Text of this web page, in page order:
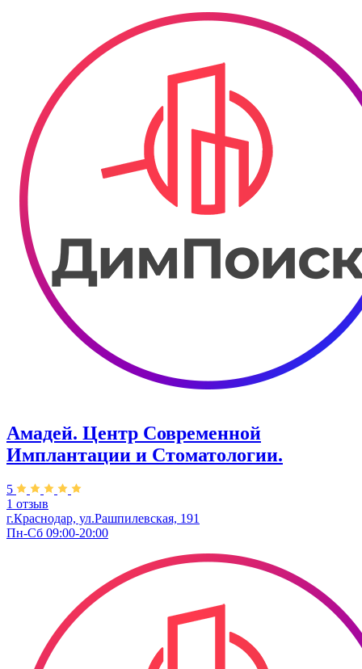
Амадей. Центр Современной
Имплантации и Стоматологии.
5
1 отзыв
г.Краснодар, ул.Рашпилевская, 191
Пн-Сб 09:00-20:00